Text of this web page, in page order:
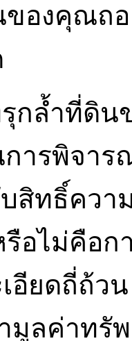
องคุณถ
กล้ำที่ดิ
ารพิจาร
สิทธิ์ควา
อไม่คือก
อียดถี่ถ้ว
มูลค่าทรั